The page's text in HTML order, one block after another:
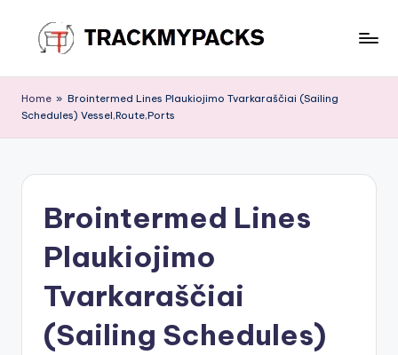
content
r
a
M
Home » Brointermed Lines Plaukiojimo Tvarkaraščiai (Sailing
Schedules) Vessel,Route,Ports
Brointermed Lines
Plaukiojimo
Tvarkaraščiai
(Sailing Schedules)